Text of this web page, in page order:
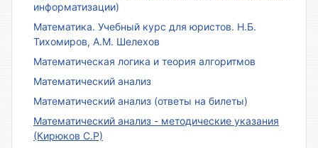
информатизации)
Математика. Учебный курс для юристов. Н.Б.
Тихомиров, А.М. Шелехов
Математическая логика и теория алгоритмов
Математический анализ
Математический анализ (ответы на билеты)
Математический анализ - методические указания
(Кирюков С.Р)